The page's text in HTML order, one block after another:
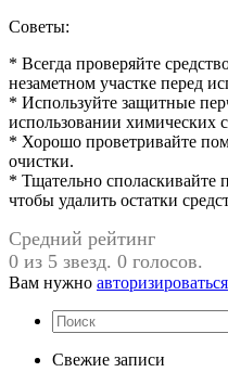
Советы:
* Всегда проверяйте
незаметном участке перед
* Используйте защитные
использовании химических
* Хорошо проветривайте
очистки.
* Тщательно споласкивайте
чтобы удалить остатки
Средний рейтинг
0 из 5 звезд. 0 голосов.
Вам нужно авторизироваться
Свежие записи